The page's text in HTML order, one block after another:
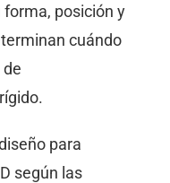
posición y
cuándo
para
según las